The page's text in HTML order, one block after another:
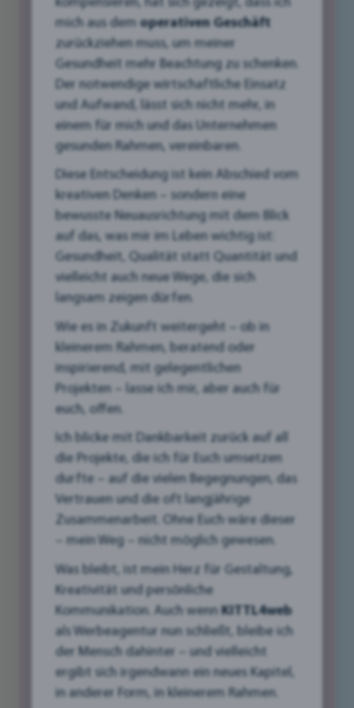
Grafikdesign Logo Entwicklung:
Dein Logo – Mehr als nur ein Symbol
Ein gutes Logo ist das Aushängeschild Deiner
Marke und vermittelt auf den ersten Blick, wer
Doch wie entsteht ein Logo, das Deine Werte
perfekt widerspiegelt und Deine Zielgruppe
anspricht? Erfahre, wie wir bei KITTL4web den
Prozess der Logo-Entwicklung gestalten und
worauf wir dabei besonders achten.
➡️ Klicke hier, um mehr zu erfahren!
mehr
Wahrnehmung: Was siehst
du? Oder was siehst du nicht!
12/11/2024
mich aus dem operativen Geschäft
zurückziehen muss, um meiner
Gesundheit mehr Beachtung zu schenken.
Der notwendige wirtschaftliche Einsatz
und Aufwand, lässt sich nicht mehr, in
einem für mich und das Unternehmen
gesunden Rahmen, vereinbaren.
Diese Entscheidung ist kein Abschied vom
kreativen Denken – sondern eine
bewusste Neuausrichtung mit dem Blick
auf das, was mir im Leben wichtig ist:
Gesundheit, Qualität statt Quantität und
vielleicht auch neue Wege, die sich
langsam zeigen dürfen.
Wie es in Zukunft weitergeht – ob in
kleinerem Rahmen, beratend oder
inspirierend, mit gelegentlichen
Projekten – lasse ich mir, aber auch für
euch, offen.
Ich blicke mit Dankbarkeit zurück auf all
die Projekte, die ich für Euch umsetzen
durfte – auf die vielen Begegnungen, das
Vertrauen und die oft langjährige
Zusammenarbeit. Ohne Euch wäre dieser
– mein Weg – nicht möglich gewesen.
Was bleibt, ist mein Herz für Gestaltung,
Kreativität und persönliche
Kommunikation. Auch wenn KITTL4web
als Werbeagentur nun schließt, bleibe ich
der Mensch dahinter – und vielleicht
ergibt sich irgendwann ein neues Kapitel,
in anderer Form, in kleinerem Rahmen.